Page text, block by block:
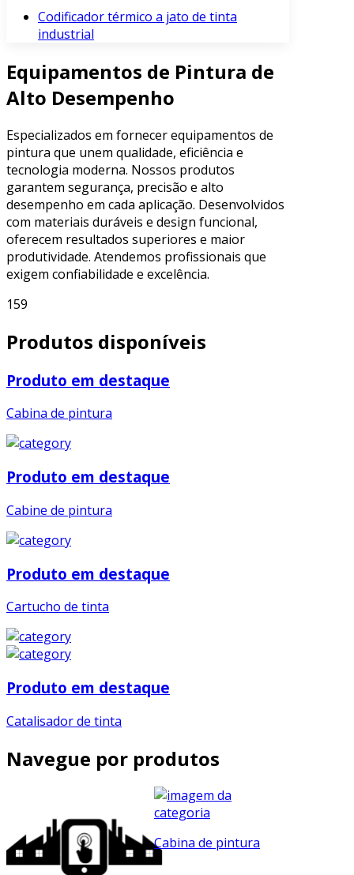
Codificador térmico a jato de tinta
industrial
Equipamentos de Pintura de
Alto Desempenho
Especializados em fornecer equipamentos de
pintura que unem qualidade, eficiência e
tecnologia moderna. Nossos produtos
garantem segurança, precisão e alto
desempenho em cada aplicação. Desenvolvidos
com materiais duráveis e design funcional,
oferecem resultados superiores e maior
produtividade. Atendemos profissionais que
exigem confiabilidade e excelência.
159
Produtos disponíveis
Produto em destaque
Cabina de pintura
Produto em destaque
Cabine de pintura
Produto em destaque
Cartucho de tinta
Produto em destaque
Catalisador de tinta
Navegue por produtos
Cabina de pintura